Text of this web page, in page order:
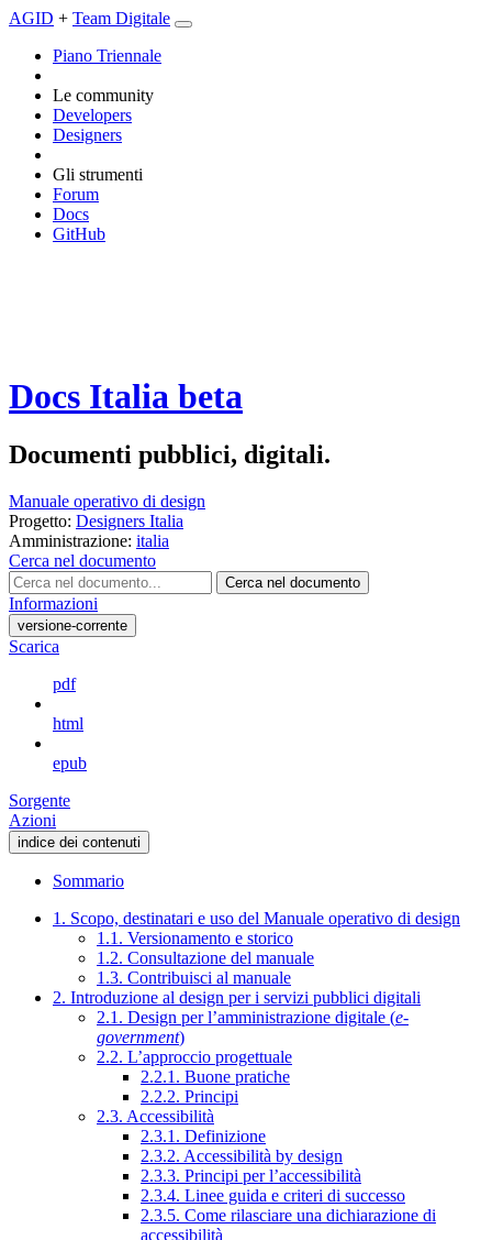
AGID + Team Digitale
Piano Triennale
Le community
Developers
Designers
Gli strumenti
Forum
Docs
GitHub
Docs Italia beta
Documenti pubblici, digitali.
Manuale operativo di design
Progetto: Designers Italia
Amministrazione: italia
Cerca nel documento
Cerca nel documento
Informazioni
versione-corrente
Scarica
pdf
html
epub
Sorgente
Azioni
indice dei contenuti
Sommario
1. Scopo, destinatari e uso del Manuale operativo di design
1.1. Versionamento e storico
1.2. Consultazione del manuale
1.3. Contribuisci al manuale
2. Introduzione al design per i servizi pubblici digitali
2.1. Design per l’amministrazione digitale (e-
government)
2.2. L’approccio progettuale
2.2.1. Buone pratiche
2.2.2. Principi
2.3. Accessibilità
2.3.1. Definizione
2.3.2. Accessibilità by design
2.3.3. Principi per l’accessibilità
2.3.4. Linee guida e criteri di successo
2.3.5. Come rilasciare una dichiarazione di
accessibilità